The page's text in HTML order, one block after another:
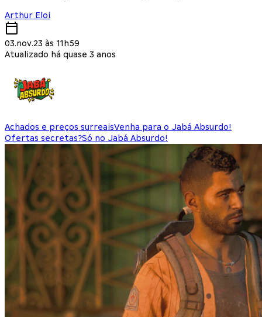
Arthur Eloi
03.nov.23 às 11h59
Atualizado há quase 3 anos
Achados e preços surreaisVenha para o Jabá Absurdo!
Ofertas secretas?Só no Jabá Absurdo!